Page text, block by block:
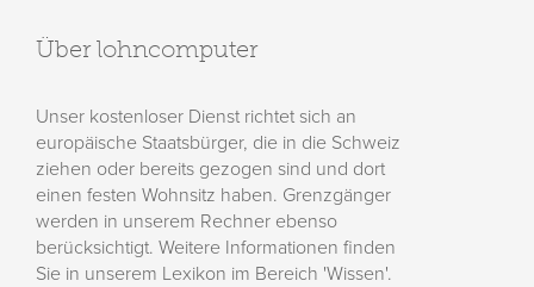
Über lohncomputer
Unser kostenloser Dienst richtet sich an
europäische Staatsbürger, die in die Schweiz
ziehen oder bereits gezogen sind und dort
einen festen Wohnsitz haben. Grenzgänger
werden in unserem Rechner ebenso
berücksichtigt. Weitere Informationen finden
Sie in unserem Lexikon im Bereich 'Wissen'.